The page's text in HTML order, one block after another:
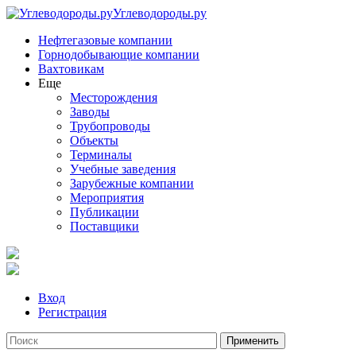
Углеводороды.ру
Нефтегазовые компании
Горнодобывающие компании
Вахтовикам
Еще
Месторождения
Заводы
Трубопроводы
Объекты
Терминалы
Учебные заведения
Зарубежные компании
Мероприятия
Публикации
Поставщики
Вход
Регистрация